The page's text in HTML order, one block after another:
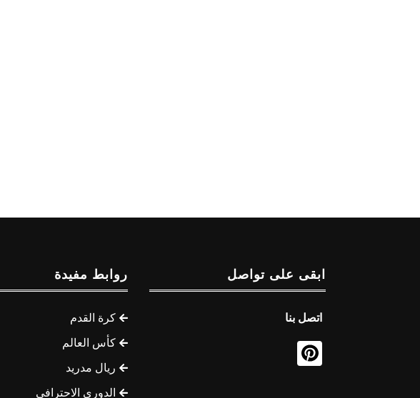
ابقى على تواصل
اتصل بنا
روابط مفيدة
كرة القدم
كأس العالم
ريال مدريد
الدوري الاحترافي